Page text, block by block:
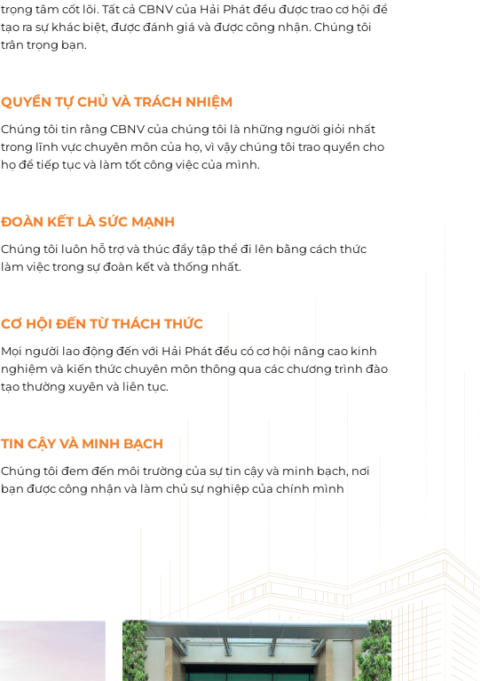
trọng tâm cốt lõi. Tất cả CBNV của Hải Phát đều được trao cơ hội để
tạo ra sự khác biệt, được đánh giá và được công nhận. Chúng tôi
trân trọng bạn.
QUYỀN TỰ CHỦ VÀ TRÁCH NHIỆM
Chúng tôi tin rằng CBNV của chúng tôi là những người giỏi nhất
trong lĩnh vực chuyên môn của họ, vì vậy chúng tôi trao quyền cho
họ để tiếp tục và làm tốt công việc của mình.
ĐOÀN KẾT LÀ SỨC MẠNH
Chúng tôi luôn hỗ trợ và thúc đẩy tập thể đi lên bằng cách thức
làm việc trong sự đoàn kết và thống nhất.
CƠ HỘI ĐẾN TỪ THÁCH THỨC
Mọi người lao động đến với Hải Phát đều có cơ hội nâng cao kinh
nghiệm và kiến ​​thức chuyên môn thông qua các chương trình đào
tạo thường xuyên và liên tục.
TIN CẬY VÀ MINH BẠCH
Chúng tôi đem đến môi trường của sự tin cậy và minh bạch, nơi
bạn được công nhận và làm chủ sự nghiệp của chính mình